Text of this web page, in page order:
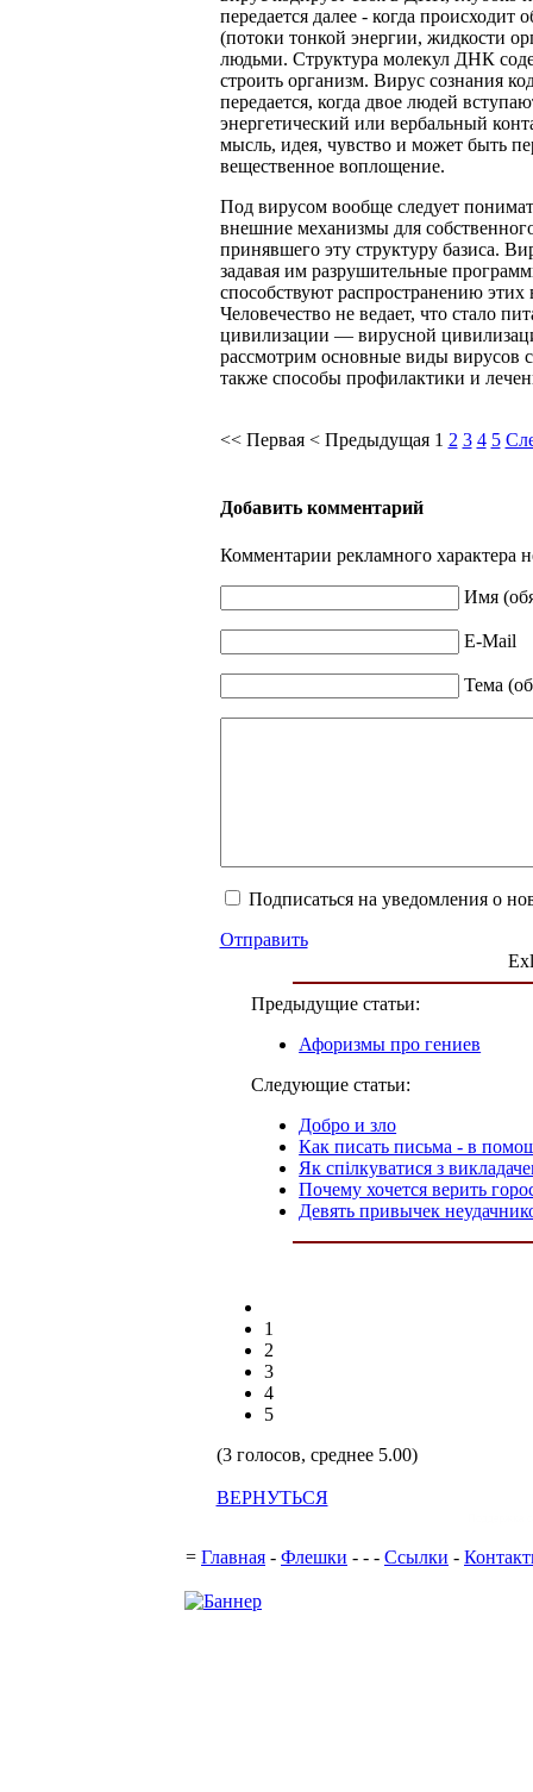
передается далее - когда
(потоки тонкой энергии, жидкости
людьми. Структура молекул ДНК
строить организм. Вирус сознания
передается, когда двое людей
энергетический или вербальный
мысль, идея, чувство и может быть
вещественное воплощение.
Под вирусом вообще следует
внешние механизмы для
принявшего эту структуру базиса.
задавая им разрушительные
способствуют распространению
Человечество не ведает, что стало
цивилизации — вирусной
рассмотрим основные виды вирусов
также способы профилактики и
<< Первая< Предыдущая 1 2 3 4 5
Добавить комментарий
Комментарии рекламного характера
Имя
E-Mail
Тема
Подписаться на уведомления о
Отправить
Предыдущие статьи:
Афоризмы про гениев
Следующие статьи:
Добро и зло
Как писать письма - в
Як спілкуватися з
Почему хочется верить
Девять привычек
1
2
3
4
5
(3 голосов, среднее 5.00)
ВЕРНУТЬСЯ
= Главная - Флешки - - - Ссылки -